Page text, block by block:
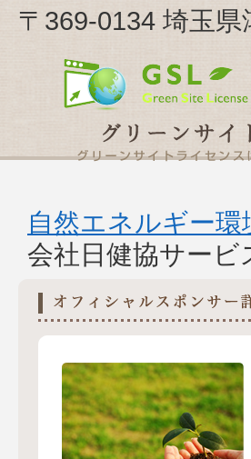
〒369-0134 埼玉
自然エネルギー環
会社日健協サー